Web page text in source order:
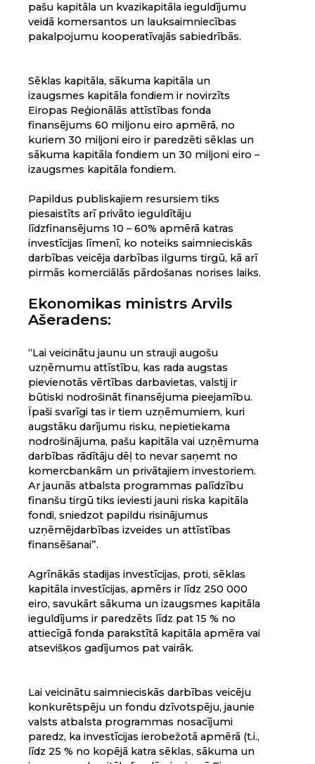
pašu kapitāla un kvazikapitāla ieguldījumu
veidā komersantos un lauksaimniecības
pakalpojumu kooperatīvajās sabiedrībās.
Sēklas kapitāla, sākuma kapitāla un
izaugsmes kapitāla fondiem ir novirzīts
Eiropas Reģionālās attīstības fonda
finansējums 60 miljonu eiro apmērā, no
kuriem 30 miljoni eiro ir paredzēti sēklas un
sākuma kapitāla fondiem un 30 miljoni eiro –
izaugsmes kapitāla fondiem.
Papildus publiskajiem resursiem tiks
piesaistīts arī privāto ieguldītāju
līdzfinansējums 10 – 60% apmērā katras
investīcijas līmenī, ko noteiks saimnieciskās
darbības veicēja darbības ilgums tirgū, kā arī
pirmās komerciālās pārdošanas norises laiks.
Ekonomikas ministrs Arvils
Ašeradens:
“Lai veicinātu jaunu un strauji augošu
uzņēmumu attīstību, kas rada augstas
pievienotās vērtības darbavietas, valstij ir
būtiski nodrošināt finansējuma pieejamību.
Īpaši svarīgi tas ir tiem uzņēmumiem, kuri
augstāku darījumu risku, nepietiekama
nodrošinājuma, pašu kapitāla vai uzņēmuma
darbības rādītāju dēļ to nevar saņemt no
komercbankām un privātajiem investoriem.
Ar jaunās atbalsta programmas palīdzību
finanšu tirgū tiks ieviesti jauni riska kapitāla
fondi, sniedzot papildu risinājumus
uzņēmējdarbības izveides un attīstības
finansēšanai”.
Agrīnākās stadijas investīcijas, proti, sēklas
kapitāla investīcijas, apmērs ir līdz 250 000
eiro, savukārt sākuma un izaugsmes kapitāla
ieguldījums ir paredzēts līdz pat 15 % no
attiecīgā fonda parakstītā kapitāla apmēra vai
atsevišķos gadījumos pat vairāk.
Lai veicinātu saimnieciskās darbības veicēju
konkurētspēju un fondu dzīvotspēju, jaunie
valsts atbalsta programmas nosacījumi
paredz, ka investīcijas ierobežotā apmērā (t.i.,
līdz 25 % no kopējā katra sēklas, sākuma un